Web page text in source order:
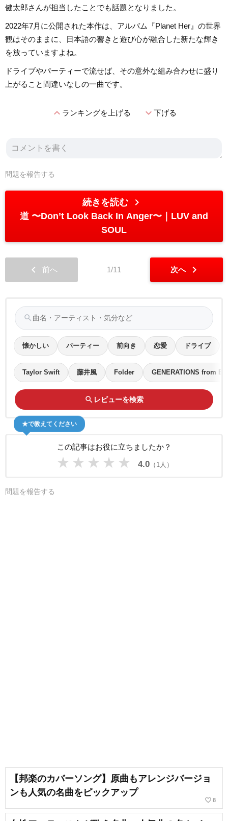
健太郎さんが担当したことでも話題となりました。
2022年7月に公開された本作は、アルバム『Planet Her』の世界
観はそのままに、日本語の響きと遊び心が融合した新たな輝き
を放っていますよね。
ドライブやパーティーで流せば、その意外な組み合わせに盛り
上がること間違いなしの一曲です。
expand_lessランキングを上げる expand_more下げる
問題を報告する
続きを読む chevron_right
道 〜Don’t Look Back In Anger〜
LUV and
SOUL
chevron_left 前へ 1/11 次へ chevron_right
search
懐かしい パーティー 前向き 恋愛 ドライブ
Taylor Swift 藤井風 Folder GENERATIONS from
search レビューを検索
この記事はお役に立ちましたか？
★ ★ ★ ★ ★ 4.0（1人）
★で教えてください
問題を報告する
【邦楽のカバーソング】原曲もアレンジバージョ
ンも人気の名曲をピックアップ
favorite_border 8